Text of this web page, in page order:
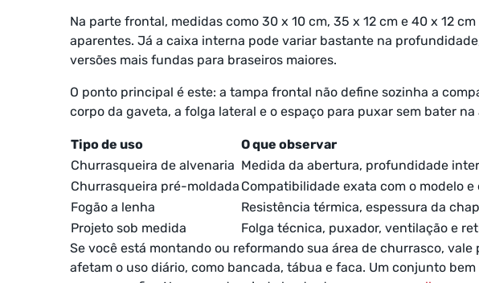
Na parte frontal, medidas como 30 x 10 cm, 35 x 12 cm e 40 x 12
aparentes. Já a caixa interna pode variar bastante na
versões mais fundas para braseiros maiores.
O ponto principal é este: a tampa frontal não define sozinha a
corpo da gaveta, a folga lateral e o espaço para puxar sem bater na
Tipo de uso
O que observar
Churrasqueira de alvenaria Medida da abertura, profundidade
Churrasqueira pré-moldada Compatibilidade exata com o modelo
Fogão a lenha
Resistência térmica, espessura da
Projeto sob medida
Folga técnica, puxador, ventilação e
Se você está montando ou reformando sua área de churrasco,
afetam o uso diário, como bancada, tábua e faca. Um conjunto